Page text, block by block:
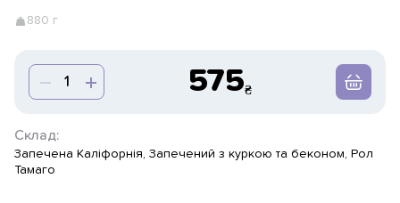
880 г
575
Склад:
Запечена Каліфорнія, Запечений з куркою та беконом, Рол
Тамаго